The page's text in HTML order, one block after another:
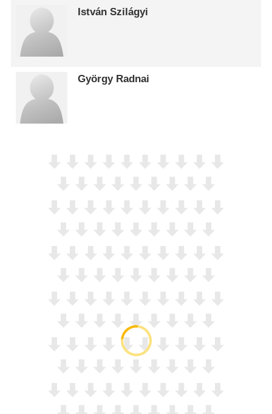
István Szilágyi
György Radnai